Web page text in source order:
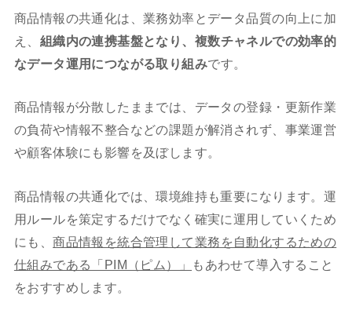
商品情報の共通化は、業務効率とデータ品質の向上に加
え、 組織内の連携基盤となり、複数チャネルでの効率的
なデータ運用につながる取り組みです。
商品情報が分散したままでは、データの登録・更新作業
の負荷や情報不整合などの課題が解消されず、事業運営
や顧客体験にも影響を及ぼします。
商品情報の共通化では、環境維持も重要になります。運
用ルールを策定するだけでなく確実に運用していくため
にも、商品情報を統合管理して業務を自動化するための
仕組みである「PIM（ピム）」
もあわせて導入すること
をおすすめします。